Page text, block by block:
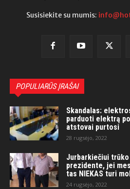
Susisiekite su mumis:
POPULIARŪS ĮRAŠAI
Skandalas:
parduoti elektrą
atstovai purtosi
28 rugsėjo, 2022
Jurbarkiečiui trūko
prezidente, jei
tas NIEKAS turi
24 rugsėjo, 2022